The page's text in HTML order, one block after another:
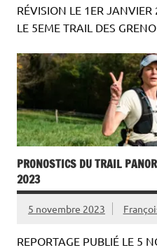
RÉVISION LE 1ER
LE 5EME TRAIL DES
PRONOSTICS DU TRAIL
2023
5 novembre 2023
REPORTAGE PUBLIÉ LE 5